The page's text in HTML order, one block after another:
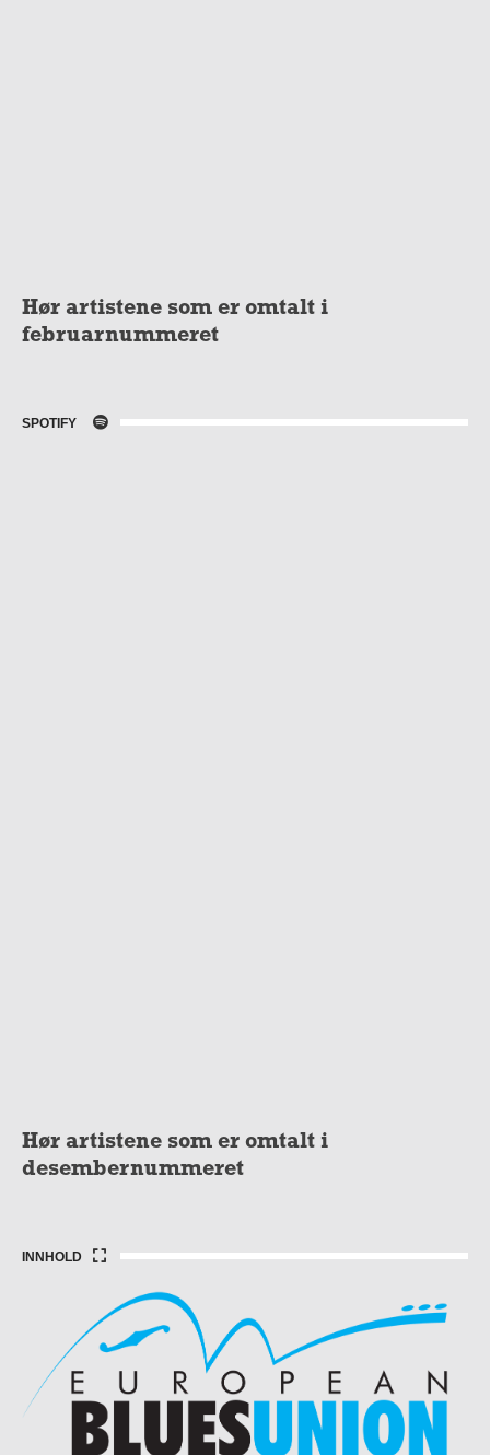
Hør artistene som er omtalt i
februarnummeret
SPOTIFY
Hør artistene som er omtalt i
desembernummeret
INNHOLD